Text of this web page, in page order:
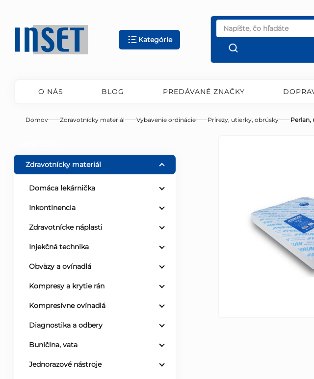
obsah
Kategórie
O NÁS BLOG PREDÁVANÉ ZNAČKY
Domov Zdravotnícky materiál Vybavenie ordinácie Prírezy, utierky, obrúsky Perlan,
o Zdravotnícky materiál
Domáca lekárnička
Inkontinencia
Zdravotnícke náplasti
Injekčná technika
Obväzy a ovínadlá
Kompresy a krytie rán
Kompresívne ovínadlá
Diagnostika a odbery
Buničina, vata
Jednorazové nástroje